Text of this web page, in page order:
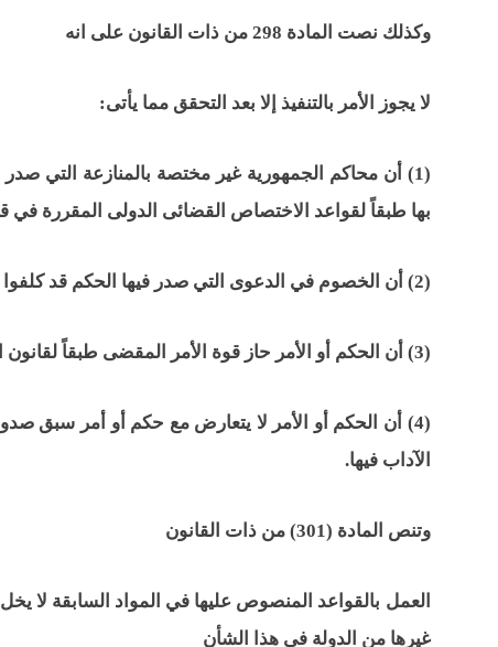
وكذلك نصت المادة 298 من ذات القانون على انه
لا يجوز الأمر بالتنفيذ إلا بعد التحقق مما يأتى:
(1) أن محاكم الجمهورية غير مختصة بالمنازعة التي
بها طبقاً لقواعد الاختصاص القضائى الدولى المقررة في
(2) أن الخصوم في الدعوى التي صدر فيها الحكم قد كلفوا الحضور ومثلوا تمثيلا صحيحاً.
(3) أن الحكم أو الأمر حاز قوة الأمر المقضى طبقاً لقانون المحكمة التي أصدرته.
(4) أن الحكم أو الأمر لا يتعارض مع حكم أو أمر سبق
الآداب فيها.
وتنص المادة (301) من ذات القانون
العمل بالقواعد المنصوص عليها في المواد السابقة لا
غيرها من الدولة في هذا الشأن